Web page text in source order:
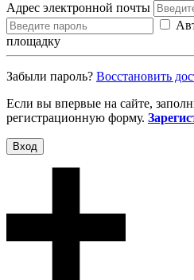
Адрес электронной почты
площадку
Забыли пароль? Восcтановить
Если вы впервые на сайте,
регистрационную форму.
Вход